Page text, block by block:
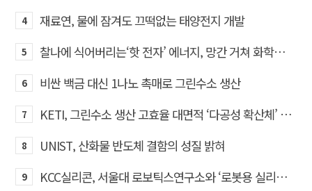
4 재료연, 물에 잠겨도 끄떡없는 태양전지 개발
5 찰나에 식어버리는‘핫 전자’ 에너지, 망간 거쳐 화학반응에 쓴다
6 비싼 백금 대신 1나노 촉매로 그린수소 생산
7 KETI, 그린수소 생산 고효율 대면적 ‘다공성 확산체’ 개발
8 UNIST, 산화물 반도체 결함의 성질 밝혀
9 KCC실리콘, 서울대 로보틱스연구소와 ‘로봇용 실리콘 소재’ 기술교류